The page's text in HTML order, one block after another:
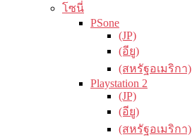
โซนี่
PSone
(JP)
(อียู)
(สหรัฐอเมริกา)
Playstation 2
(JP)
(อียู)
(สหรัฐอเมริกา)